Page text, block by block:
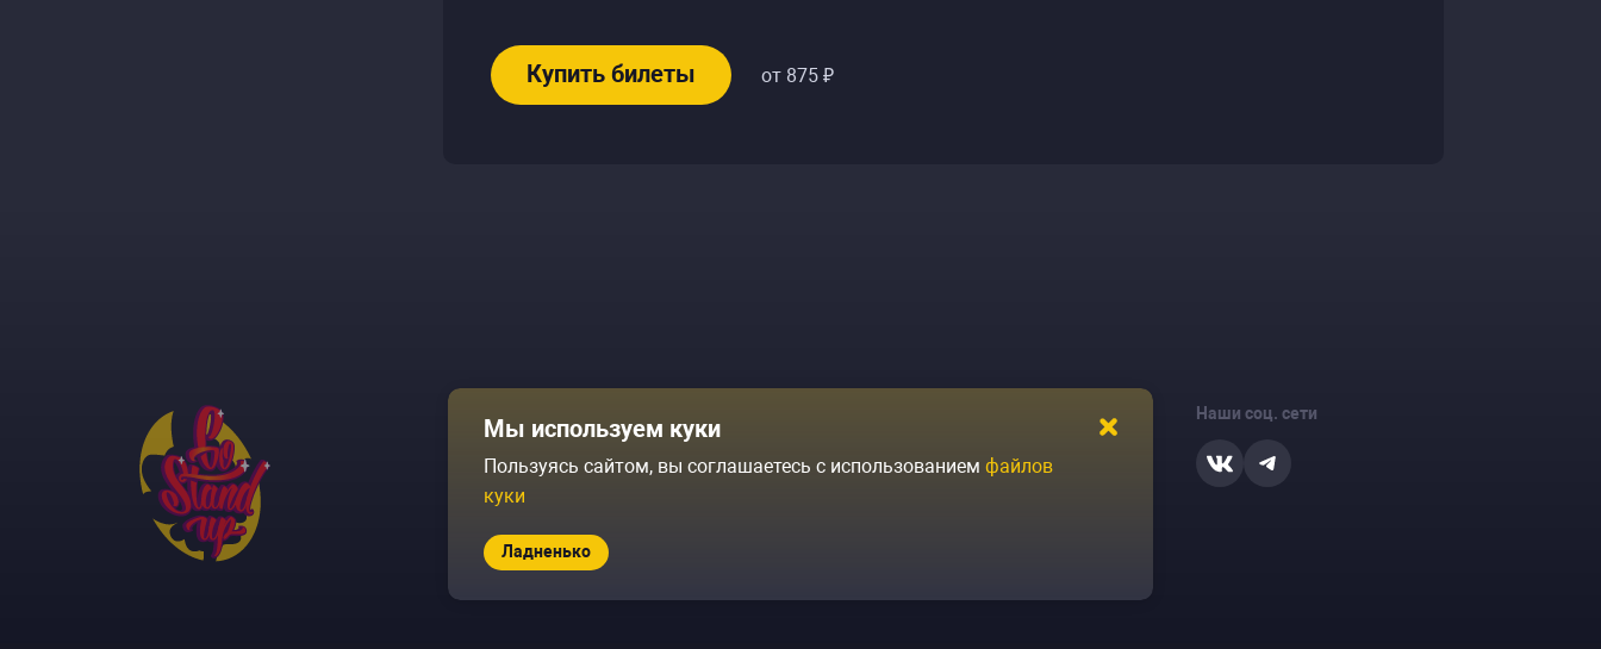
Купить билеты от 875 ₽
Площадки
Архив событий
Журнал Политика конфиденциальности
Наши соц. сети
Мы используем куки
Пользуясь сайтом, вы соглашаетесь с использованием файлов
куки
Ладненько